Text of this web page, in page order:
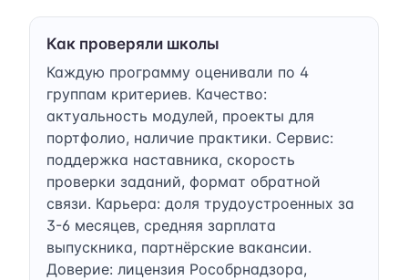
Как проверяли школы
Каждую программу оценивали по 4
группам критериев. Качество:
актуальность модулей, проекты для
портфолио, наличие практики. Сервис:
поддержка наставника, скорость
проверки заданий, формат обратной
связи. Карьера: доля трудоустроенных за
3-6 месяцев, средняя зарплата
выпускника, партнёрские вакансии.
Доверие: лицензия Рособрнадзора,